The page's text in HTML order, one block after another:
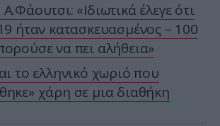
«Ιδιωτικά έλεγε ότι
ήταν κατασκευασμένος – 100
να πει αλήθεια»
το ελληνικό χωριό που
χάρη σε μια διαθήκη